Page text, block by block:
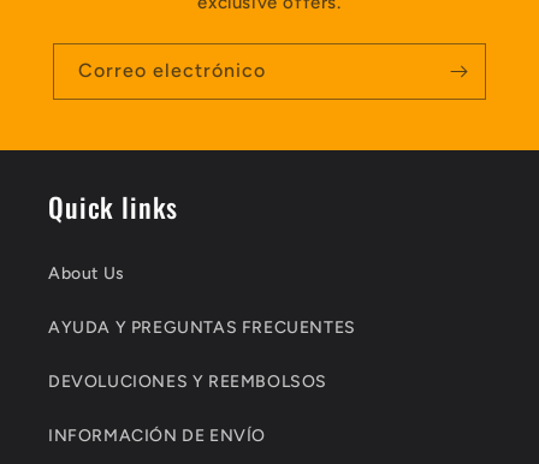
Correo electrónico
Quick links
About Us
AYUDA Y PREGUNTAS FRECUENTES
DEVOLUCIONES Y REEMBOLSOS
INFORMACIÓN DE ENVÍO